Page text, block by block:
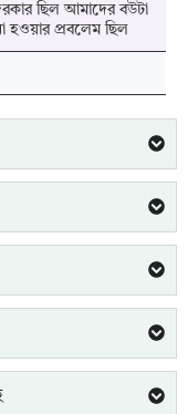
ছিল আমাদের বউটা
না হওয়ার প্রবলেম ছিল